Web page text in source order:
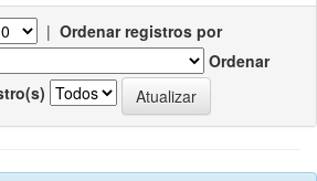
| Ordenar registros por
Ordenar